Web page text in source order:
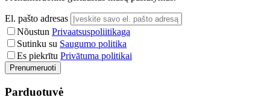
El. pašto adresas
Nõustun Privaatsuspoliitikaga
Sutinku su Saugumo politika
Es piekrītu Privātuma politikai
Prenumeruoti
Parduotuvė